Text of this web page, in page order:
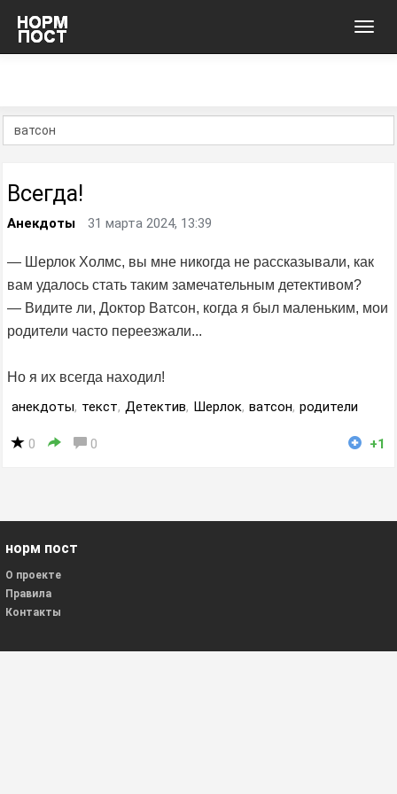
Всегда!
Анекдоты 31 марта 2024, 13:39
— Шерлок Холмс, вы мне никогда не рассказывали, как
вам удалось стать таким замечательным детективом?
— Видите ли, Доктор Ватсон, когда я был маленьким, мои
родители часто переезжали...
Но я их всегда находил!
анекдоты, текст, Детектив, Шерлок, ватсон, родители
0 0 +1
норм пост
О проекте
Правила
Контакты